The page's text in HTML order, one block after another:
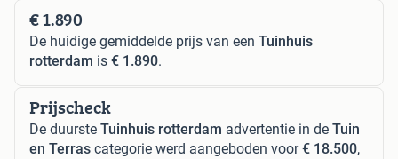
€ 1.890
De huidige gemiddelde prijs van een Tuinhuis
rotterdam is € 1.890.
Prijscheck
De duurste Tuinhuis rotterdam advertentie in de Tuin
en Terras categorie werd aangeboden voor€ 18.500,